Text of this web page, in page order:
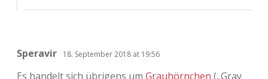
Speravir 18. September 2018 at 19:56
Es handelt sich übrigens um Grauhörnchen („Gray